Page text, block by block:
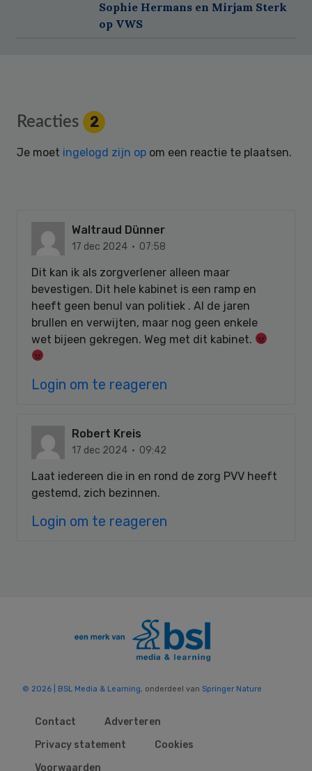
Sophie Hermans en Mirjam Sterk
op VWS
Reader
Interactions
Reacties 2
Je moet ingelogd zijn op om een reactie te plaatsen.
Waltraud Dünner
17 dec 2024 · 07:58
Dit kan ik als zorgverlener alleen maar
bevestigen. Dit hele kabinet is een ramp en
heeft geen benul van politiek . Al de jaren
brullen en verwijten, maar nog geen enkele
wet bijeen gekregen. Weg met dit kabinet.
Login om te reageren
Robert Kreis
17 dec 2024 · 09:42
Laat iedereen die in en rond de zorg PVV heeft
gestemd, zich bezinnen.
Login om te reageren
© 2026 | BSL Media & Learning, onderdeel van Springer Nature
Contact
Adverteren
Privacy statement
Cookies
Voorwaarden